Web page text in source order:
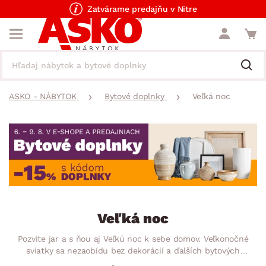
Zatvárame predajňu v Nitre
ASKO - NÁBYTOK Bytové doplnky Veľká noc
Veľká noc
Pozvite jar a s ňou aj Veľkú noc k sebe domov. Veľkonočné
sviatky sa nezaobídu bez dekorácií a ďalších bytových